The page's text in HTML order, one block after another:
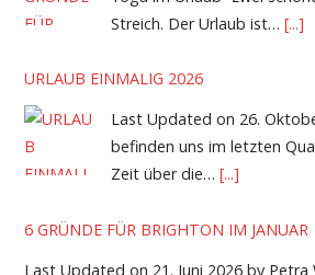
Streich. Der Urlaub ist… [...]
URLAUB EINMALIG 2026
Last Updated on 26.
befinden uns im letzten
Zeit über die… [...]
6 GRÜNDE FÜR BRIGHTON IM JANUAR
Last Updated on 21. Juni 2026 by Petra